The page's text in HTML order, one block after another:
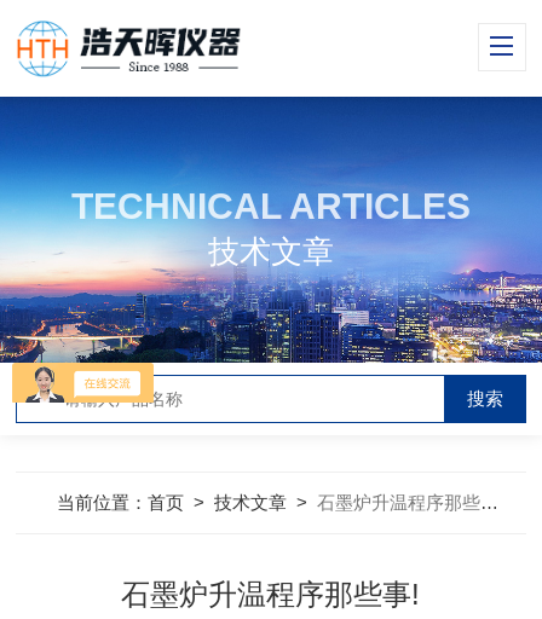
TECHNICAL ARTICLES
技术文章
当前位置：首页 >技术文章 >石墨炉升温程序那些事!
石墨炉升温程序那些事!